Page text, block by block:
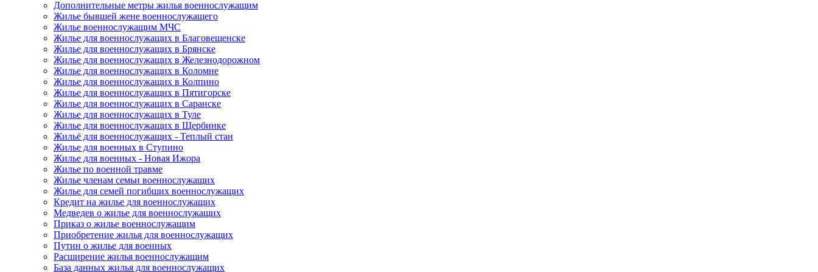
Дополнительные метры жилья военнослужащим
Жилье бывшей жене военнослужащего
Жилье военнослужащим МЧС
Жилье для военнослужащих в Благовещенске
Жилье для военнослужащих в Брянске
Жилье для военнослужащих в Железнодорожном
Жилье для военнослужащих в Коломне
Жилье для военнослужащих в Колпино
Жилье для военнослужащих в Пятигорске
Жилье для военнослужащих в Саранске
Жилье для военнослужащих в Туле
Жилье для военнослужащих в Щербинке
Жильё для военнослужащих - Теплый стан
Жилье для военных в Ступино
Жилье для военных - Новая Ижора
Жилье по военной травме
Жилье членам семьи военнослужащих
Жилье для семей погибших военнослужащих
Кредит на жилье для военнослужащих
Медведев о жилье для военнослужащих
Приказ о жилье военнослужащим
Приобретение жилья для военнослужащих
Путин о жилье для военных
Расширение жилья военнослужащим
База данных жилья для военнослужащих